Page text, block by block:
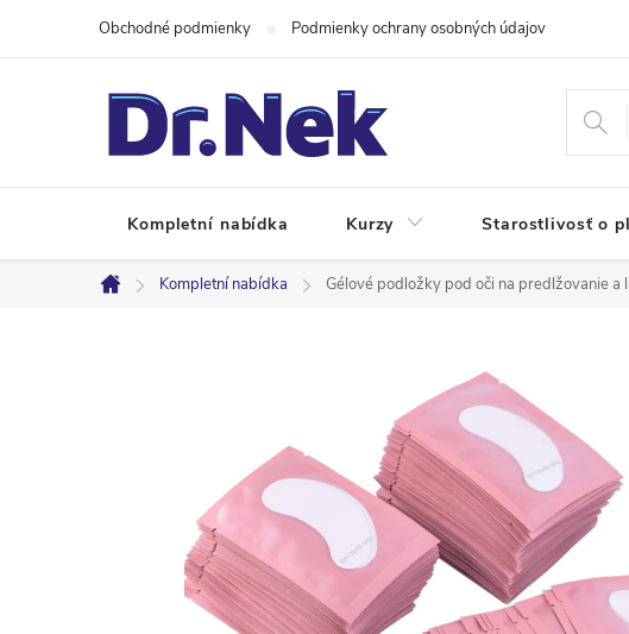
Obchodné podmienky Podmienky ochrany osobných údajov
Kompletní nabídka Kurzy Starostlivosť o
Domov
Kompletní nabídka Gélové podložky pod oči na predlžovanie a